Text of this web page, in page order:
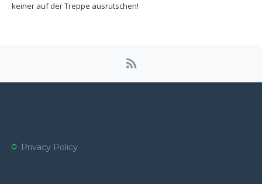
keiner auf der Treppe ausrutschen!
Privacy Policy